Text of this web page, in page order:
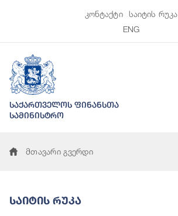
კონტაქტი
საიტის რუკა
ENG
საქართველოს ფინანსთა
სამინისტრო
მთავარი გვერდი
Საიტის Რუკა